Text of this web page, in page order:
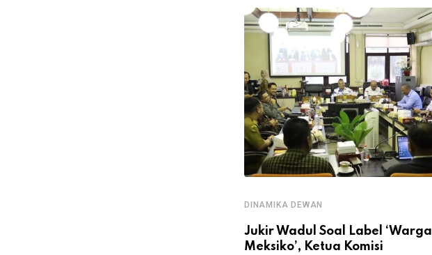
DINAMIKA DEWAN
Jukir Wadul Soal Label ‘Warga
Meksiko’, Ketua Komisi